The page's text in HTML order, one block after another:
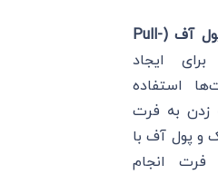
آف
(Pull-
ایجاد
استفاده
زدن به فرت
و پول آف با
انجام